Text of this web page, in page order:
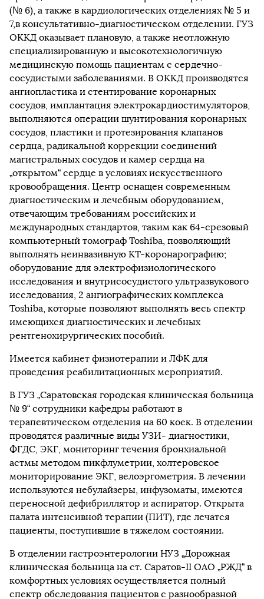
(№ 6), а также в кардиологических отделениях № 5 и
7,в консультативно-диагностическом отделении. ГУЗ
ОККД оказывает плановую, а также неотложную
специализированную и высокотехнологичную
медицинскую помощь пациентам с сердечно-
сосудистыми заболеваниями. В ОККД производятся
ангиопластика и стентирование коронарных
сосудов, имплантация электрокардиостимуляторов,
выполняются операции шунтирования коронарных
сосудов, пластики и протезирования клапанов
сердца, радикальной коррекции соединений
магистральных сосудов и камер сердца на
„открытом“ сердце в условиях искусственного
кровообращения. Центр оснащен современным
диагностическим и лечебным оборудованием,
отвечающим требованиям российских и
международных стандартов, таким как 64-срезовый
компьютерный томограф Toshiba, позволяющий
выполнять неинвазивную КТ-коронарографию;
оборудование для электрофизиологического
исследования и внутрисосудистого ультразвукового
исследования, 2 ангиографических комплекса
Toshiba, которые позволяют выполнять весь спектр
имеющихся диагностических и лечебных
рентгенохирургических пособий.
Имеется кабинет физиотерапии и ЛФК для
проведения реабилитационных мероприятий.
В ГУЗ „Саратовская городская клиническая больница
№ 9“ сотрудники кафедры работают в
терапевтическом отделения на 60 коек. В отделении
проводятся различные виды УЗИ- диагностики,
ФГДС, ЭКГ, мониторинг течения бронхиальной
астмы методом пикфлуметрии, холтеровское
мониторирование ЭКГ, велоэргометрия. В лечении
используются небулайзеры, инфузоматы, имеются
переносной дефибриллятор и аспиратор. Открыта
палата интенсивной терапии (ПИТ), где лечатся
пациенты, поступившие в тяжелом состоянии.
В отделении гастроэнтерологии НУЗ „Дорожная
клиническая больница на ст. Саратов-II ОАО „РЖД“ в
комфортных условиях осуществляется полный
спектр обследования пациентов с разнообразной